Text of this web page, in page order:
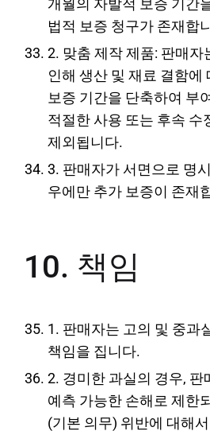
개월의 자발적 보증 기간
법적 보증 청구가 존재합
2. 맞춤 제작 제품: 판매자
인해 생산 및 재료 결함에
보증 기간을 단축하여 부
적절한 사용 또는 후속 수
제외됩니다.
3. 판매자가 서면으로 명
우에만 추가 보증이 존재
10. 책임
1. 판매자는 고의 및 중과
책임을 집니다.
2. 경미한 과실의 경우, 판
예측 가능한 손해로 제한
(기본 의무) 위반에 대해